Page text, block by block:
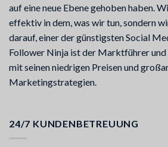
auf eine neue Ebene gehoben haben.
effektiv in dem, was wir tun, sondern
darauf, einer der günstigsten Social
Follower Ninja ist der Marktführer
mit seinen niedrigen Preisen und
Marketingstrategien.
24/7 KUNDENBETREUUNG